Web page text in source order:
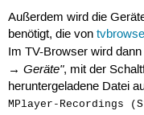
Außerdem wird die
benötigt, die von
Im TV-Browser wird
→ Geräte", mit der
heruntergeladene Datei
MPlayer-Recordings